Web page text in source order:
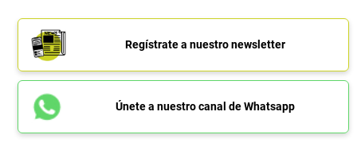
Regístrate a nuestro newsletter
Únete a nuestro canal de Whatsapp